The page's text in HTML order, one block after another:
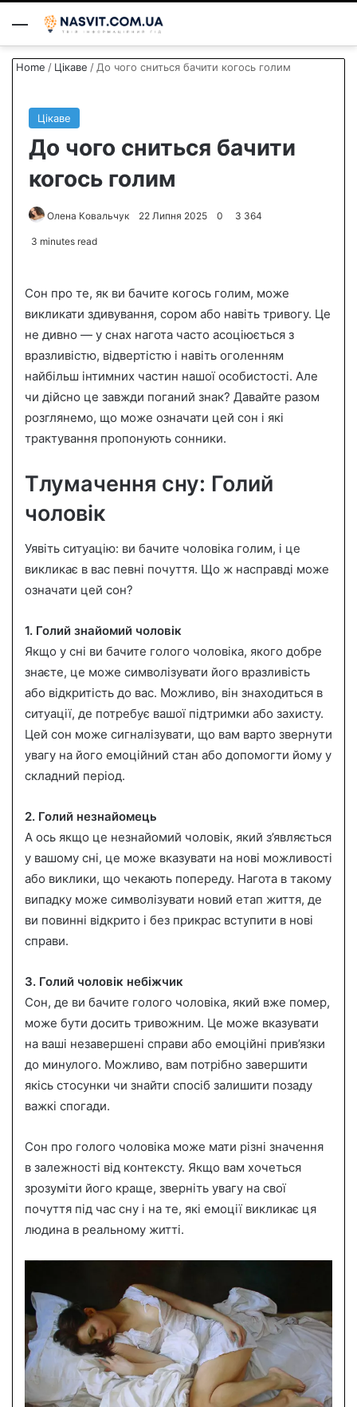
Menu
Home / Цікаве / До чого сниться бачити когось голим
Цікаве
До чого сниться бачити
когось голим
Олена Ковальчук
a
n
e
l
22 Липня 2025 0 3 364
3 minutes read
Сон про те, як ви бачите когось голим, може
викликати здивування, сором або навіть тривогу. Це
не дивно — у снах нагота часто асоціюється з
вразливістю, відвертістю і навіть оголенням
найбільш інтимних частин нашої особистості. Але
чи дійсно це завжди поганий знак? Давайте разом
розглянемо, що може означати цей сон і які
трактування пропонують сонники.
Тлумачення сну: Голий
чоловік
Уявіть ситуацію: ви бачите чоловіка голим, і це
викликає в вас певні почуття. Що ж насправді може
означати цей сон?
1. Голий знайомий чоловік
Якщо у сні ви бачите голого чоловіка, якого добре
знаєте, це може символізувати його вразливість
або відкритість до вас. Можливо, він знаходиться в
ситуації, де потребує вашої підтримки або захисту.
Цей сон може сигналізувати, що вам варто звернути
увагу на його емоційний стан або допомогти йому у
складний період.
2. Голий незнайомець
А ось якщо це незнайомий чоловік, який з’являється
у вашому сні, це може вказувати на нові можливості
або виклики, що чекають попереду. Нагота в такому
випадку може символізувати новий етап життя, де
ви повинні відкрито і без прикрас вступити в нові
справи.
3. Голий чоловік небіжчик
Сон, де ви бачите голого чоловіка, який вже помер,
може бути досить тривожним. Це може вказувати
на ваші незавершені справи або емоційні прив’язки
до минулого. Можливо, вам потрібно завершити
якісь стосунки чи знайти спосіб залишити позаду
важкі спогади.
Сон про голого чоловіка може мати різні значення
в залежності від контексту. Якщо вам хочеться
зрозуміти його краще, зверніть увагу на свої
почуття під час сну і на те, які емоції викликає ця
людина в реальному житті.